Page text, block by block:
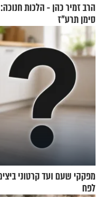
הרב זמיר כהן - הלכות חנוכה:
סימן תרע"ז
לפח